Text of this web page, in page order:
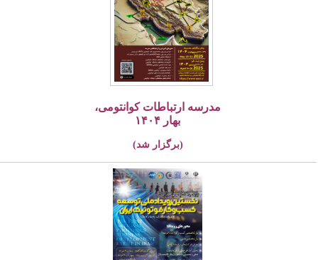
مدرسه ارتباطات کوانتومی،
بهار ۱۴۰۴
(برگزار شد)